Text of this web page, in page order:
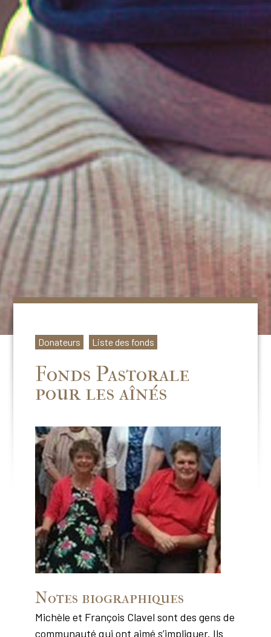
Donateurs Liste des fonds
Fonds Pastorale
pour les aînés
Notes biographiques
Michèle et François Clavel sont des gens de
communauté qui ont aimé s’impliquer. Ils